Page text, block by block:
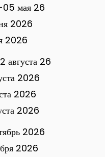
05 мая 26
2026
2026
августа 26
2026
2026
2026
2026
2026